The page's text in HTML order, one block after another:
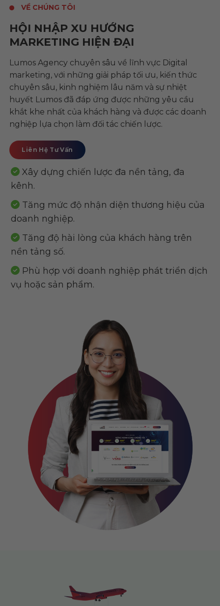
VỀ CHÚNG TÔI
HỘI NHẬP XU HƯỚNG
MARKETING HIỆN ĐẠI
Lumos Agency chuyên sâu về lĩnh vực Digital
marketing, với những giải pháp tối ưu, kiến thức
chuyên sâu, kinh nghiệm lâu năm và sự nhiệt
huyết Lumos đã đáp ứng được những yêu cầu
khắt khe nhất của khách hàng và được các doanh
nghiệp lựa chọn làm đối tác chiến lược.
Liên Hệ Tư Vấn
Xây dựng chiến lược đa nền tảng, đa
kênh.
Tăng mức độ nhận diện thương hiệu của
doanh nghiệp.
Tăng độ hài lòng của khách hàng trên
nền tảng số.
Phù hợp với doanh nghiệp phát triển dịch
vụ hoặc sản phẩm.